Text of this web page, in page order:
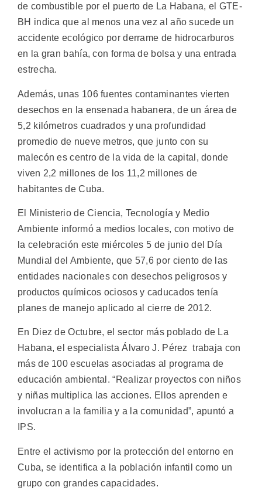
de combustible por el puerto de La Habana, el GTE-
BH indica que al menos una vez al año sucede un
accidente ecológico por derrame de hidrocarburos
en la gran bahía, con forma de bolsa y una entrada
estrecha.
Además, unas 106 fuentes contaminantes vierten
desechos en la ensenada habanera, de un área de
5,2 kilómetros cuadrados y una profundidad
promedio de nueve metros, que junto con su
malecón es centro de la vida de la capital, donde
viven 2,2 millones de los 11,2 millones de
habitantes de Cuba.
El Ministerio de Ciencia, Tecnología y Medio
Ambiente informó a medios locales, con motivo de
la celebración este miércoles 5 de junio del Día
Mundial del Ambiente, que 57,6 por ciento de las
entidades nacionales con desechos peligrosos y
productos químicos ociosos y caducados tenía
planes de manejo aplicado al cierre de 2012.
En Diez de Octubre, el sector más poblado de La
Habana, el especialista Álvaro J. Pérez trabaja con
más de 100 escuelas asociadas al programa de
educación ambiental. “Realizar proyectos con niños
y niñas multiplica las acciones. Ellos aprenden e
involucran a la familia y a la comunidad”, apuntó a
IPS.
Entre el activismo por la protección del entorno en
Cuba, se identifica a la población infantil como un
grupo con grandes capacidades.